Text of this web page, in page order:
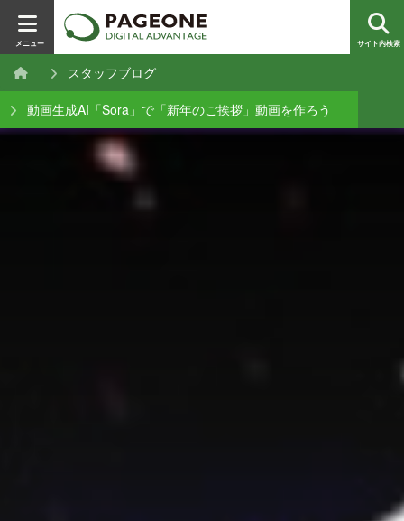
メニュー サイト内検索
スタッフブログ
動画生成AI「Sora」で「新年のご挨拶」動画を作ろう